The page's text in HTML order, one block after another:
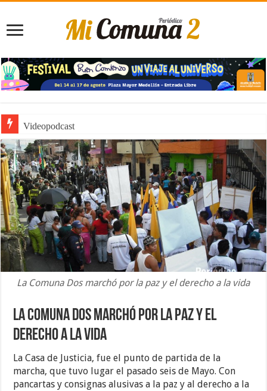
Videopodcast
La Comuna Dos marchó por la paz y el derecho a la vida
La Comuna Dos marchó por la paz y el
derecho a la vida
La Casa de Justicia, fue el punto de partida de la
marcha, que tuvo lugar el pasado seis de Mayo. Con
pancartas y consignas alusivas a la paz y al derecho a la